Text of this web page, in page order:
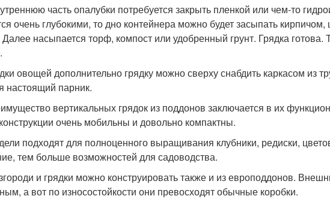
часть опалубки потребуется закрыть пленкой или чем-то
очень глубокими, то дно контейнера можно будет засыпать
насыпается торф, компост или удобренный грунт. Грядка
овощей дополнительно грядку можно сверху снабдить каркасом из
настоящий парник.
вертикальных грядок из поддонов заключается в их
очень мобильны и довольно компактны.
подходят для полноценного выращивания клубники, редиски,
тем больше возможностей для садоводства.
и грядки можно конструировать также и из европоддонов.
а вот по износостойкости они превосходят обычные коробки.